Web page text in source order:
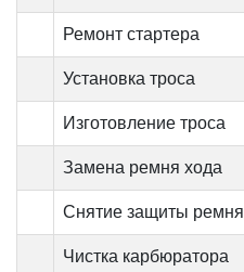
Ремонт стартера
Установка троса
Изготовление троса
Замена ремня хода
Снятие защиты ремня
Чистка карбюратора